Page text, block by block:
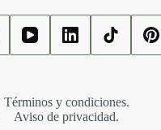
Términos y condiciones.
Aviso de privacidad.